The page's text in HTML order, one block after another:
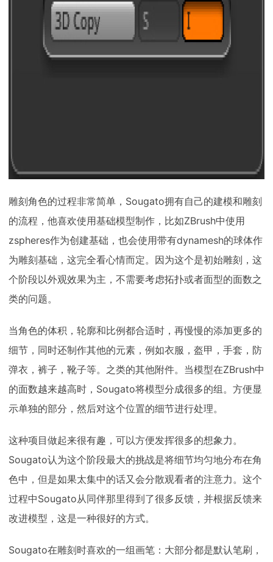
雕刻角色的过程非常简单，Sougato拥有自己的建模和雕刻
的流程，他喜欢使用基础模型制作，比如ZBrush中使用
zspheres作为创建基础，也会使用带有dynamesh的球体作
为雕刻基础，这完全看心情而定。因为这个是初始雕刻，这
个阶段以外观效果为主，不需要考虑拓扑或者面型的面数之
类的问题。
当角色的体积，轮廓和比例都合适时，再慢慢的添加更多的
细节，同时还制作其他的元素，例如衣服，盔甲，手套，防
弹衣，裤子，靴子等。之类的其他附件。当模型在ZBrush中
的面数越来越高时，Sougato将模型分成很多的组。方便显
示单独的部分，然后对这个位置的细节进行处理。
这种项目做起来很有趣，可以方便发挥很多的想象力。
Sougato认为这个阶段最大的挑战是将细节均匀地分布在角
色中，但是如果太集中的话又会分散观看者的注意力。这个
过程中Sougato从同伴那里得到了很多反馈，并根据反馈来
改进模型，这是一种很好的方式。
Sougato在雕刻时喜欢的一组画笔：大部分都是默认笔刷，